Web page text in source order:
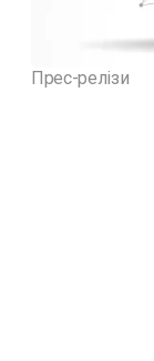
Прес-релізи